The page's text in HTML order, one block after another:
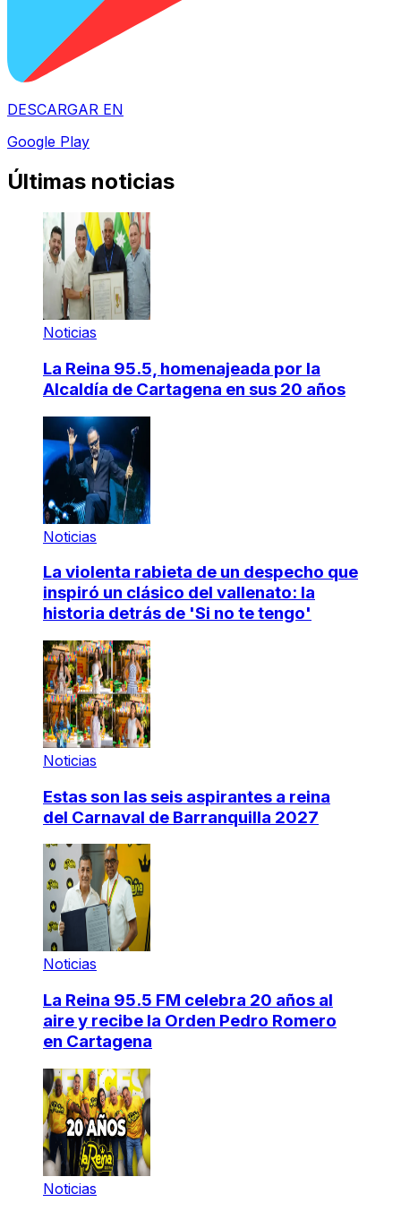
DESCARGAR EN
Google Play
Últimas noticias
Noticias
La Reina 95.5, homenajeada por la
Alcaldía de Cartagena en sus 20 años
Noticias
La violenta rabieta de un despecho que
inspiró un clásico del vallenato: la
historia detrás de 'Si no te tengo'
Noticias
Estas son las seis aspirantes a reina
del Carnaval de Barranquilla 2027
Noticias
La Reina 95.5 FM celebra 20 años al
aire y recibe la Orden Pedro Romero
en Cartagena
Noticias